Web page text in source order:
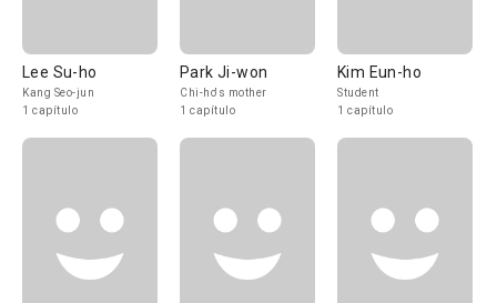
Lee Su-ho
Kang Seo-jun
1 capítulo
Park Ji-won
Chi-ho's mother
1 capítulo
Kim Eun-ho
Student
1 capítulo